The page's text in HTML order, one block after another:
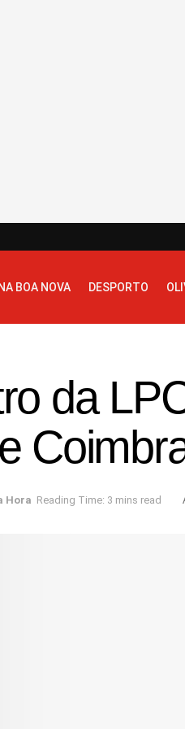
BOA NOVA DESPORTO
da
Hora Reading Time: 3 mins read